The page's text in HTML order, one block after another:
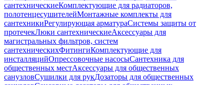
сантехническиеКомплектующие для радиаторов,
полотенцесушителейМонтажные комплекты для
сантехникиРегулирующая арматураСистемы защиты от
протечекЛюки сантехническиеАксессуары для
магистральных фильтров, систем
сантехническихФитингиКомплектующие для
инсталляцийОпрессовочные насосыСантехника для
общественных местАксессуары для общественных
санузловСушилки для рукДозаторы для общественных